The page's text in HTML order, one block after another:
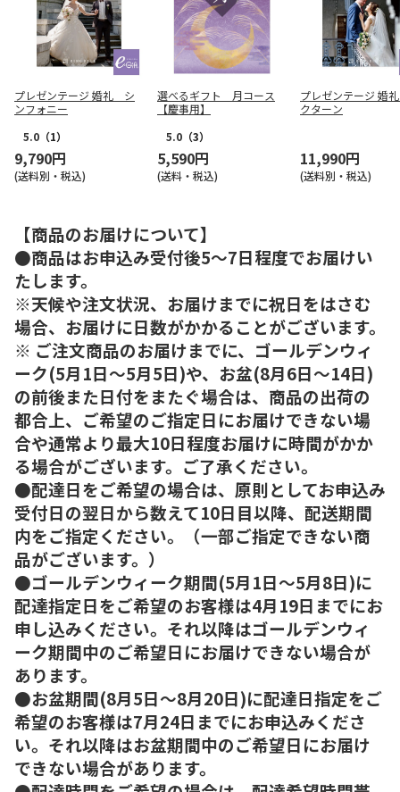
プレゼンテージ 婚礼 シ
ンフォニー
5.0 （1）
9,790円
(送料別・税込)
選べるギフト 月コース
【慶事用】
5.0 （3）
5,590円
(送料・税込)
プレゼンテージ 婚
クターン
11,990円
(送料別・税込)
【商品のお届けについて】
●商品はお申込み受付後5～7日程度でお届けい
たします。
※天候や注文状況、お届けまでに祝日をはさむ
場合、お届けに日数がかかることがございます。
※ ご注文商品のお届けまでに、ゴールデンウィ
ーク(5月1日～5月5日)や、お盆(8月6日～14日)
の前後また日付をまたぐ場合は、商品の出荷の
都合上、ご希望のご指定日にお届けできない場
合や通常より最大10日程度お届けに時間がかか
る場合がございます。ご了承ください。
●配達日をご希望の場合は、原則としてお申込み
受付日の翌日から数えて10日目以降、配送期間
内をご指定ください。（一部ご指定できない商
品がございます。）
●ゴールデンウィーク期間(5月1日～5月8日)に
配達指定日をご希望のお客様は4月19日までにお
申し込みください。それ以降はゴールデンウィ
ーク期間中のご希望日にお届けできない場合が
あります。
●お盆期間(8月5日～8月20日)に配達日指定をご
希望のお客様は7月24日までにお申込みくださ
い。それ以降はお盆期間中のご希望日にお届け
できない場合があります。